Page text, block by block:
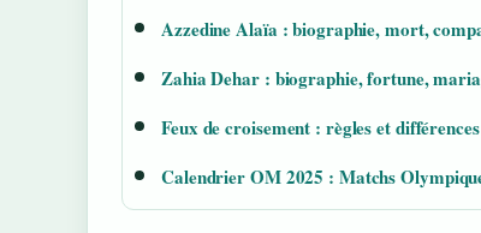
Azzedine Alaïa : biographie, mort,
Zahia Dehar : biographie, fortune,
Feux de croisement : règles et
Calendrier OM 2025 : Matchs